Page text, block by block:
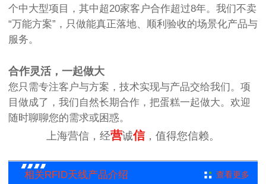
个中大型项目，其中超20家客户合作超过8年。我们不卖
“万能方案”，只做能真正落地、顺利验收的场景化产品与
服务。
合作灵活，一起做大
您只需专注客户与方案，技术实现与产品交给我们。项
目做成了，我们自然长期合作，把蛋糕一起做大。欢迎
随时聊聊您的需求或困惑。
上海营信，经营诚信，值得您信赖。
相关RFID天线产品介绍 查看更多